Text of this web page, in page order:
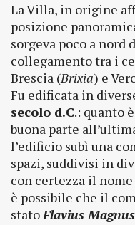
La Villa, in origine
posizione
sorgeva poco a nord
collegamento tra i
Brescia (Brixia) e
Fu edificata in
secolo d.C.: quanto
buona parte
l’edificio subì una
spazi, suddivisi in
con certezza il
è possibile che il
statoFlavius